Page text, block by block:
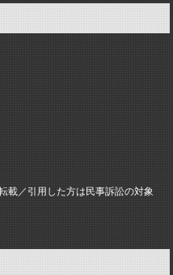
載／引用した方は民事訴訟の対象